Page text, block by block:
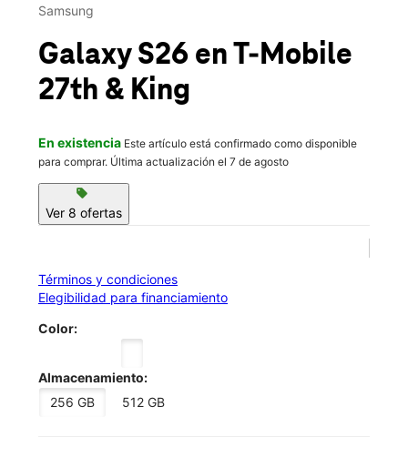
Mié.:10:00 a.m. a 8:00 p.m.
location_on
2711 King Ln #203 Lincoln, NE 68521
Samsung
Galaxy S26 en T-Mobile
27th & King
En existencia Este artículo está confirmado como disponible
para comprar. Última actualización el 7 de agosto
sell
Ver 8 ofertas
Términos y condiciones
Elegibilidad para financiamiento
Color:
Almacenamiento:
256 GB
512 GB